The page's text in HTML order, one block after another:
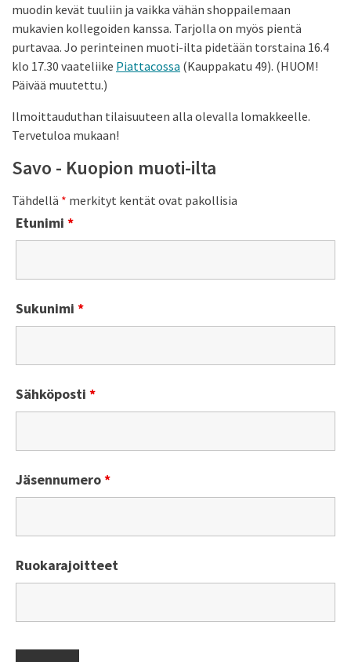
muodin kevät tuuliin ja vaikka vähän shoppailemaan
mukavien kollegoiden kanssa. Tarjolla on myös pientä
purtavaa. Jo perinteinen muoti-ilta pidetään torstaina 16.4
klo 17.30 vaateliike Piattacossa (Kauppakatu 49). (HUOM!
Päivää muutettu.)
Ilmoittauduthan tilaisuuteen alla olevalla lomakkeelle.
Tervetuloa mukaan!
Savo - Kuopion muoti-ilta
Tähdellä * merkityt kentät ovat pakollisia
Etunimi *
Sukunimi *
Sähköposti *
Jäsennumero*
Ruokarajoitteet